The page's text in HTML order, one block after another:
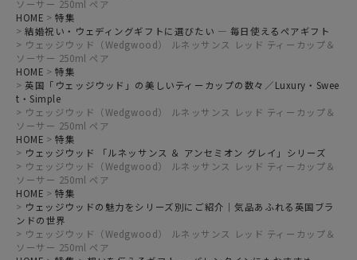
ソーサー 250ml ペア
HOME
特集
結婚祝い・ウェディングギフトに選びたい ― 毎日使えるペアギフト
ウェッジウッド（Wedgwood） ルネッサンス レッド ティーカップ＆
ソーサー 250ml ペア
HOME
特集
英国「ウェッジウッド」の美しいティーカップの数々／Luxury・Swee
t・Simple
ウェッジウッド（Wedgwood） ルネッサンス レッド ティーカップ＆
ソーサー 250ml ペア
HOME
特集
ウェッジウッド 「ルネッサンス ＆ アンセミオン グレイ」シリーズ
ウェッジウッド（Wedgwood） ルネッサンス レッド ティーカップ＆
ソーサー 250ml ペア
HOME
特集
ウェッジウッドの魅力をシリーズ別にご紹介｜気品あふれる英国ブラ
ンドの世界
ウェッジウッド（Wedgwood） ルネッサンス レッド ティーカップ＆
ソーサー 250ml ペア